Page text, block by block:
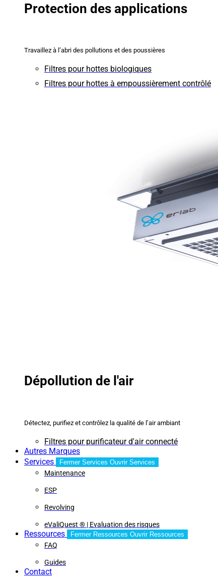
Protection des applications
Travaillez à l’abri des pollutions et des poussières
Filtres pour hottes biologiques
Filtres pour hottes à empoussièrement contrôlé
Dépollution de l'air
Détectez, purifiez et contrôlez la qualité de l’air ambiant
Filtres pour purificateur d'air connecté
Autres Marques
Services
Fermer Services Ouvrir Services
Maintenance
ESP
Revolving
eValiQuest ® | Evaluation des risques
Ressources Fermer Ressources Ouvrir Ressources
FAQ
Guides
Contact